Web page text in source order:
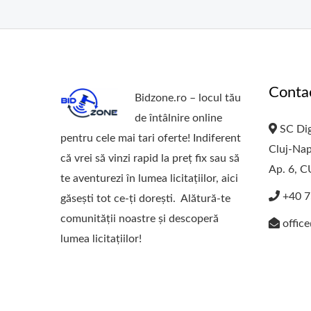
Bidzone.ro – locul tău
de întâlnire online
pentru cele mai tari oferte! Indiferent
că vrei să vinzi rapid la preț fix sau să
te aventurezi în lumea licitațiilor, aici
găsești tot ce-ți dorești. Alătură-te
comunității noastre și descoperă
lumea licitațiilor!
SC
Cluj-
Ap. 6,
+40